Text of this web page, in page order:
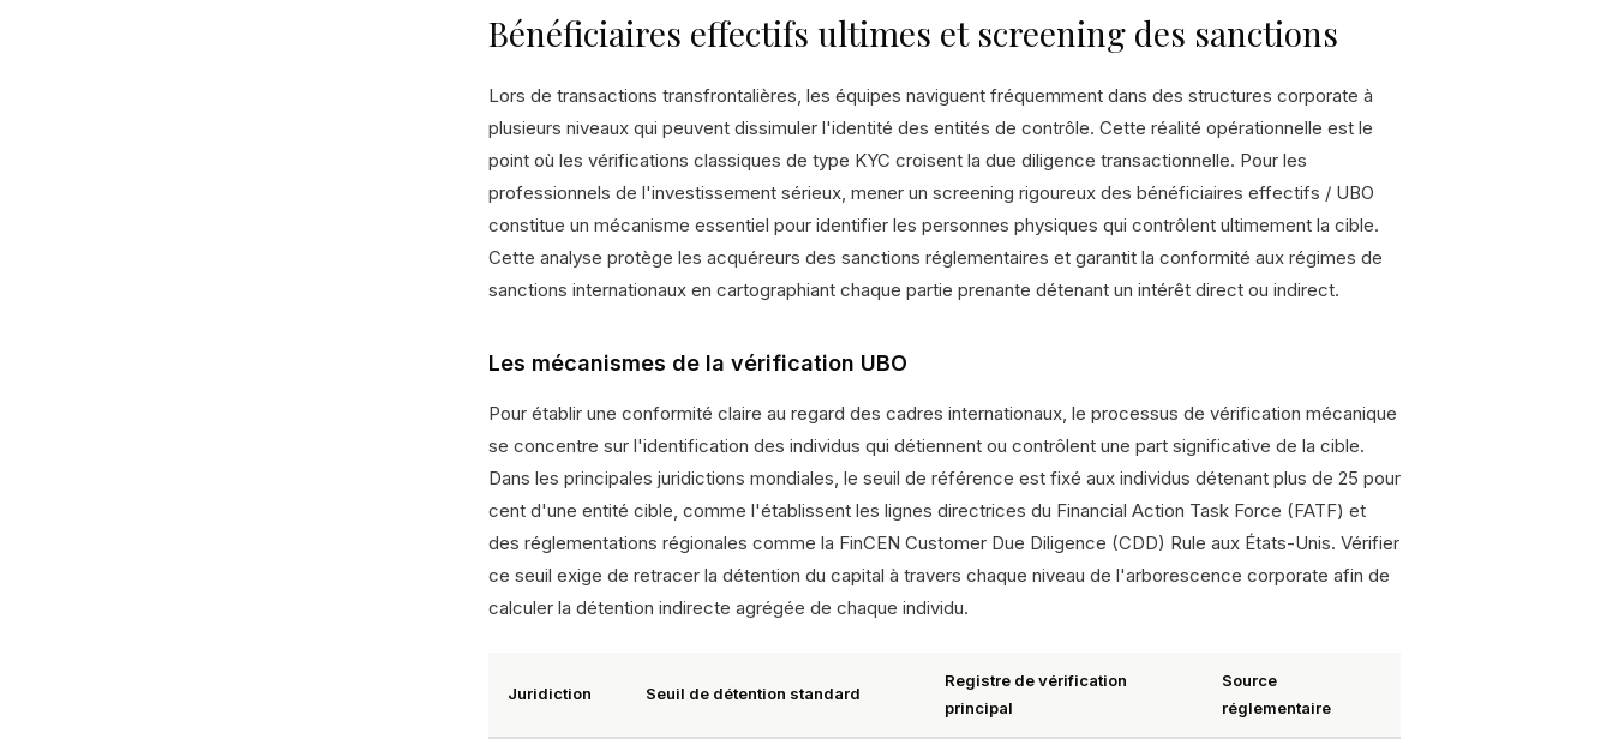
Bénéficiaires effectifs ultimes et screening des sanctions
Lors de transactions transfrontalières, les équipes naviguent fréquemment dans des structures corporate à
plusieurs niveaux qui peuvent dissimuler l'identité des entités de contrôle. Cette réalité opérationnelle est le
point où les vérifications classiques de type KYC croisent la due diligence transactionnelle. Pour les
professionnels de l'investissement sérieux, mener un screening rigoureux des bénéficiaires effectifs / UBO
constitue un mécanisme essentiel pour identifier les personnes physiques qui contrôlent ultimement la cible.
Cette analyse protège les acquéreurs des sanctions réglementaires et garantit la conformité aux régimes de
sanctions internationaux en cartographiant chaque partie prenante détenant un intérêt direct ou indirect.
Les mécanismes de la vérification UBO
Pour établir une conformité claire au regard des cadres internationaux, le processus de vérification mécanique
se concentre sur l'identification des individus qui détiennent ou contrôlent une part significative de la cible.
Dans les principales juridictions mondiales, le seuil de référence est fixé aux individus détenant plus de 25 pour
cent d'une entité cible, comme l'établissent les lignes directrices du Financial Action Task Force (FATF) et
des réglementations régionales comme la FinCEN Customer Due Diligence (CDD) Rule aux États-Unis. Vérifier
ce seuil exige de retracer la détention du capital à travers chaque niveau de l'arborescence corporate afin de
calculer la détention indirecte agrégée de chaque individu.
Juridiction Seuil de détention standard
Registre de vérification
principal
Source
réglementaire